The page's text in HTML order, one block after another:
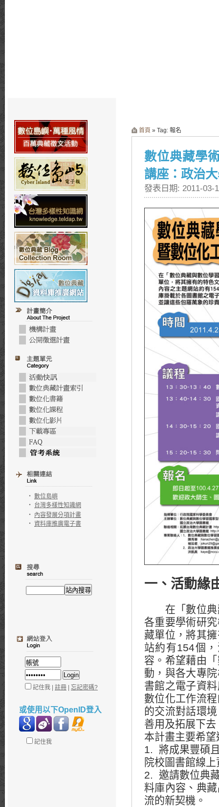
‧ 數位島嶼
‧ 台灣多樣性知識網
‧ 內容發展分項計畫
‧ 資料庫推廣電子書
記住我 | 註冊 | 忘記密碼?
或使用以下OpenID登入
記住我
首頁 » Tag: 報名
數位典藏學
講座：政治
發表日期: 2011-03-
一、活動緣
在「數位典
各重要學術研
藏單位，將其
站約有154個
容。希望藉由
動，與各大專
書館之電子資
數位化工作流
的交流對話環
善用及拓展下去
本計畫主要希
1. 將成果豐碩
院校圖書館線
2. 邀請數位典
料庫內容、典
流的新契機。